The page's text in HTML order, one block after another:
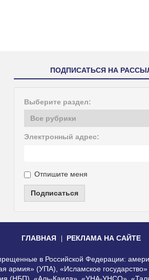
ПОДПИСАТЬСЯ НА
Выберите раздел:
Электронный адрес:
Отпишите меня
Подписаться
ГЛАВНАЯ РЕКЛАМА НА САЙТЕ
в Российской Федерации:
армия» (УПА), «Исламское
(НБП), «Аль-Каида», «УНА-УНСО»,